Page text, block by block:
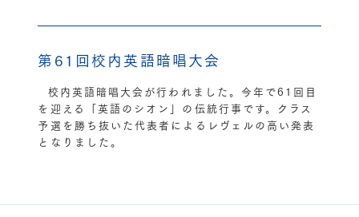
第61回校内英語暗唱大会
校内英語暗唱大会が行われました。今年で61回目
を迎える「英語のシオン」の伝統行事です。クラス
予選を勝ち抜いた代表者によるレヴェルの高い発表
となりました。